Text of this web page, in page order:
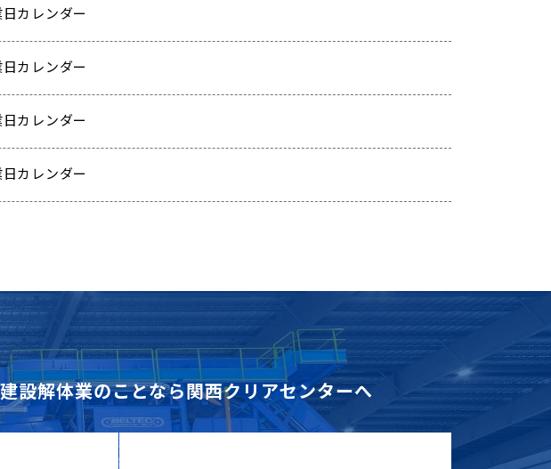
カレンダー
カレンダー
カレンダー
カレンダー
設解体業のことなら関西クリアセンターへ